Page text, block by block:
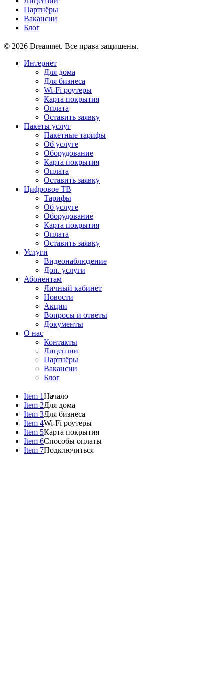
Партнёры
Вакансии
Блог
© 2026 Dreamnet. Все права защищены.
Интернет
Для дома
Для бизнеса
Wi-Fi роутеры
Карта покрытия
Оплата
Оставить заявку
Пакеты услуг
Пакетные тарифы
Об услуге
Оборудование
Карта покрытия
Оплата
Оставить заявку
Цифровое ТВ
Тарифы
Об услуге
Оборудование
Карта покрытия
Оплата
Оставить заявку
Услуги
Видеонаблюдение
Доп. услуги
Абонентам
Личный кабинет
Новости
Акции
Вопросы и ответы
Документы
О нас
Контакты
Лицензии
Партнёры
Вакансии
Блог
Item 1Начало
Item 2Для дома
Item 3Для бизнеса
Item 4Wi-Fi роутеры
Item 5Карта покрытия
Item 6Способы оплаты
Item 7Подключиться